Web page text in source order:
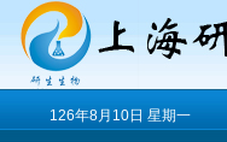
126年8月10日 星期一